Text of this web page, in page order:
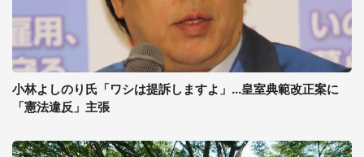
小林よしのり氏「ワシは提訴しますよ」...皇室典範改正案に
「憲法違反」主張